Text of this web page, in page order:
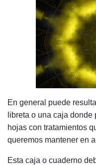
En general puede
libreta o una caja
hojas con tratamientos
queremos mantener en
Esta caja o cuaderno